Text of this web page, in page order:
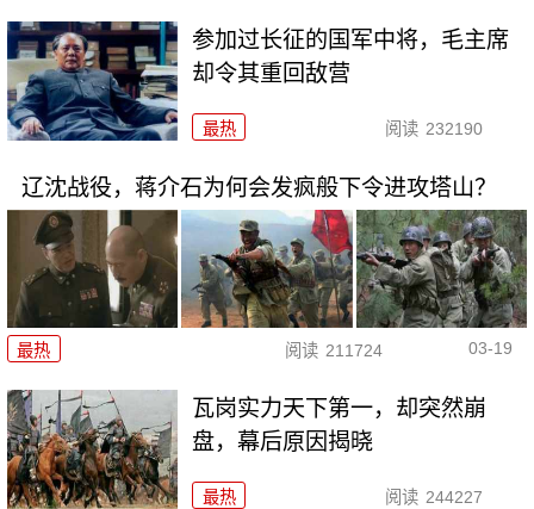
参加过长征的国军中将，毛主席
却令其重回敌营
最热 阅读 232190
辽沈战役，蒋介石为何会发疯般下令进攻塔山？
最热 阅读 211724 03-19
瓦岗实力天下第一，却突然崩
盘，幕后原因揭晓
最热 阅读 244227